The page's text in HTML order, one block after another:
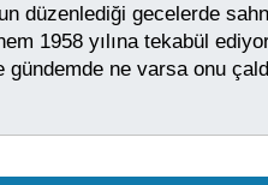
düzenlediği gecelerde
1958 yılına tekabül
gündemde ne varsa onu